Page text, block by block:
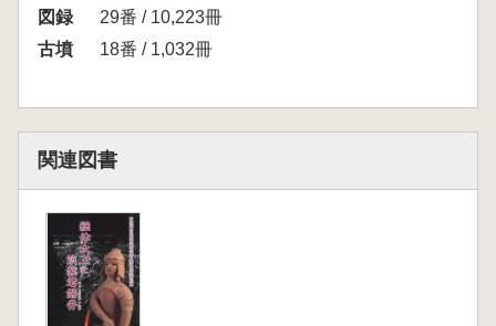
森田克行「藍原の開発とヤマト王権―太田茶臼
山古墳の築造から竹村屯倉まで―」
展示解説
Ⅳ五世紀の大王墓
引用・参考文献一覧
図録
29番 / 10,223冊
古墳
18番 / 1,032冊
関連図書